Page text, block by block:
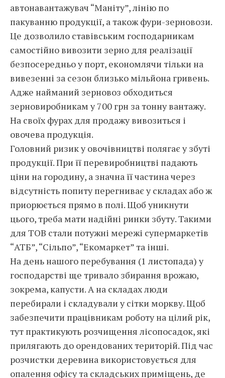
автонавантажувач “Маніту”, лінію по
пакуванню продукції, а також фури-зерновози.
Це дозволило ставівським господарникам
самостійно вивозити зерно для реалізації
безпосередньо у порт, економлячи тільки на
вивезенні за сезон близько мільйона гривень.
Адже найманий зерновоз обходиться
зерновиробникам у 700 грн за тонну вантажу.
На своїх фурах для продажу вивозиться і
овочева продукція.
Головний ризик у овочівництві полягає у збуті
продукції. При її перевиробництві падають
ціни на городину, а значна її частина через
відсутність попиту перегниває у складах або ж
приорюється прямо в полі. Щоб уникнути
цього, треба мати надійні ринки збуту. Такими
для ТОВ стали потужні мережі супермаркетів
“АТБ”, “Сільпо”, “Екомаркет” та інші.
На день нашого перебування (1 листопада) у
господарстві ще тривало збирання врожаю,
зокрема, капусти. А на складах люди
перебирали і складували у сітки моркву. Щоб
забезпечити працівникам роботу на цілий рік,
тут практикують розчищення лісопосадок, які
прилягають до орендованих територій. Під час
розчистки деревина використовується для
опалення офісу та складських приміщень, де